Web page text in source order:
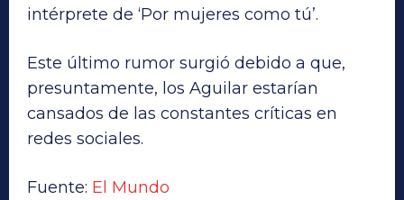
intérprete de ‘Por mujeres como tú’.
Este último rumor surgió debido a que,
presuntamente, los Aguilar estarían
cansados de las constantes críticas en
redes sociales.
Fuente: El Mundo